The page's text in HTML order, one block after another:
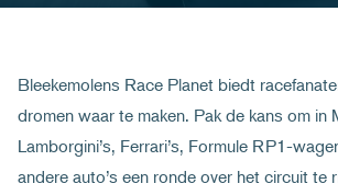
Bleekemolens Race Planet biedt
dromen waar te maken. Pak de kans om in
Lamborgini’s, Ferrari’s, Formule RP1-
andere auto’s een ronde over het circuit te